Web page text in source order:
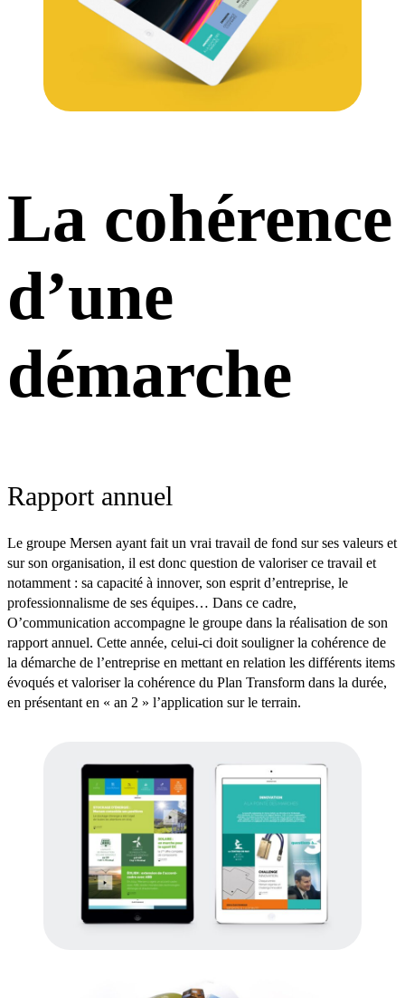
La cohérence
d’une
démarche
Rapport annuel
Le groupe Mersen ayant fait un vrai travail de fond sur ses valeurs et
sur son organisation, il est donc question de valoriser ce travail et
notamment : sa capacité à innover, son esprit d’entreprise, le
professionnalisme de ses équipes… Dans ce cadre,
O’communication accompagne le groupe dans la réalisation de son
rapport annuel. Cette année, celui-ci doit souligner la cohérence de
la démarche de l’entreprise en mettant en relation les différents items
évoqués et valoriser la cohérence du Plan Transform dans la durée,
en présentant en « an 2 » l’application sur le terrain.